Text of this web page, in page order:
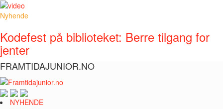
Nyhende
Kodefest på biblioteket: Berre tilgang for
jenter
FRAMTIDAJUNIOR.NO
NYHENDE